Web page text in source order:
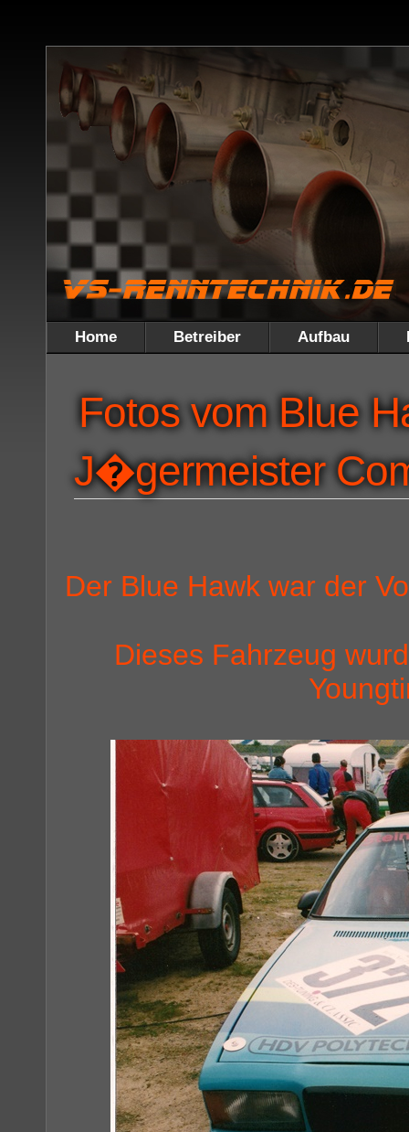
Home Betreiber Aufbau
Fotos vom Blue
J�germeister
Der Blue Hawk war der
Dieses Fahrzeug